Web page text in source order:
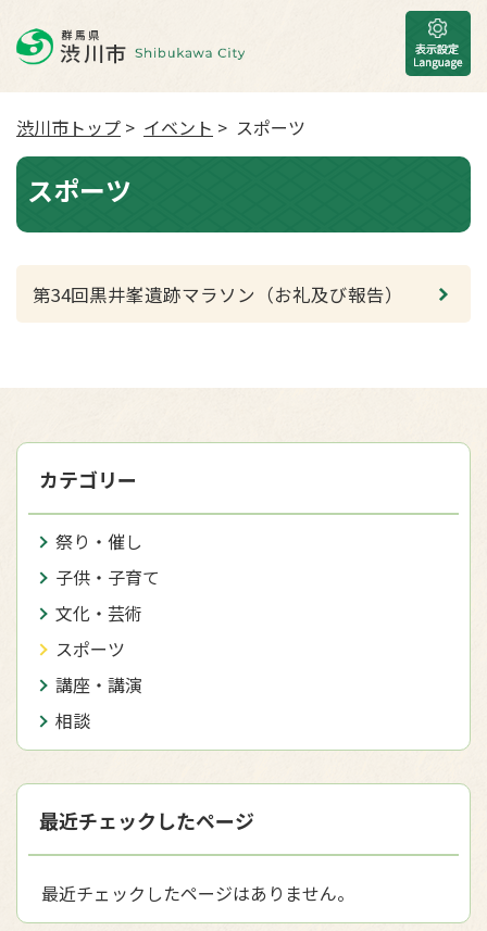
渋川市トップ > イベント > スポーツ
スポーツ
第34回黒井峯遺跡マラソン（お礼及び報告）
カテゴリー
祭り・催し
子供・子育て
文化・芸術
スポーツ
講座・講演
相談
最近チェックしたページ
最近チェックしたページはありません。